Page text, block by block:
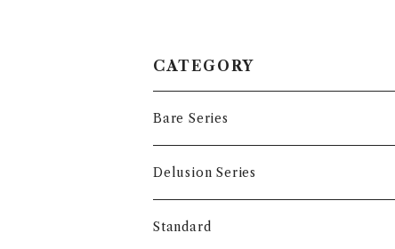
CATEGORY
Bare Series
Tops
T-shirts
Accessory
Delusion Series
Tops
Standard